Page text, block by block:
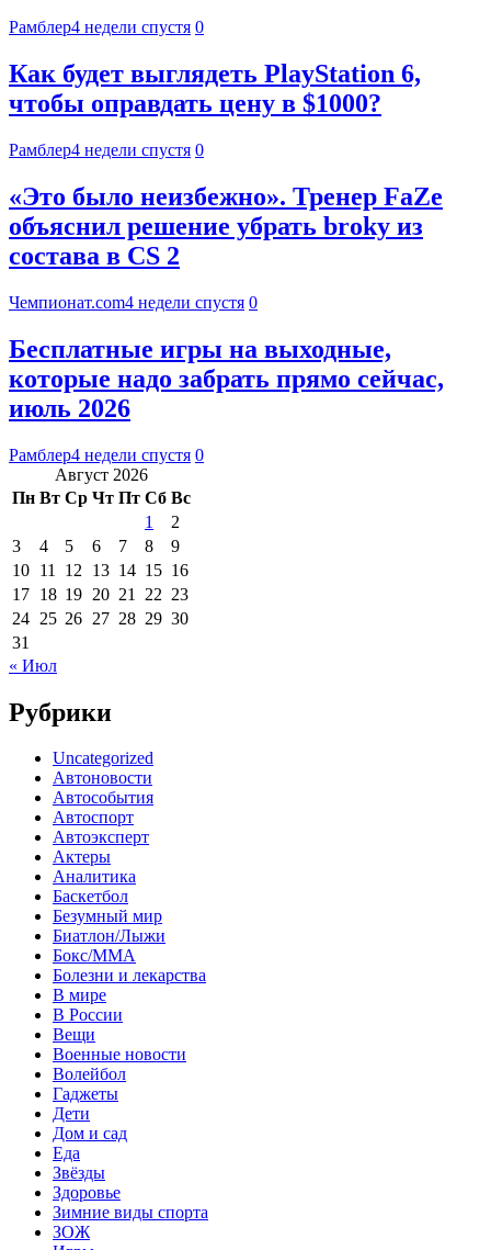
Рамблер4 недели спустя 0
Как будет выглядеть PlayStation 6,
чтобы оправдать цену в $1000?
Рамблер4 недели спустя 0
«Это было неизбежно». Тренер FaZe
объяснил решение убрать broky из
состава в CS 2
Чемпионат.com4 недели спустя 0
Бесплатные игры на выходные,
которые надо забрать прямо сейчас,
июль 2026
Рамблер4 недели спустя 0
Август 2026
Пн Вт Ср Чт Пт Сб Вс
1
2
3
4 5 6 7 8
9
10 11 12 13 14 15 16
17 18 19 20 21 22 23
24 25 26 27 28 29 30
31
« Июл
Рубрики
Uncategorized
Автоновости
Автособытия
Автоспорт
Автоэксперт
Актеры
Аналитика
Баскетбол
Безумный мир
Биатлон/Лыжи
Бокс/MMA
Болезни и лекарства
В мире
В России
Вещи
Военные новости
Волейбол
Гаджеты
Дети
Дом и сад
Еда
Звёзды
Здоровье
Зимние виды спорта
ЗОЖ